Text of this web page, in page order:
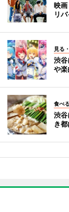
映
リ
見る
渋
や楽
食べる
渋
き